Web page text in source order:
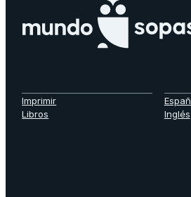
Imprimir
Libros
Inglés